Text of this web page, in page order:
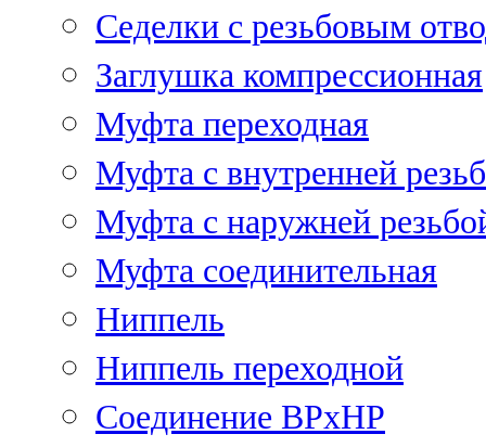
Седелки с резьбовым
Заглушка компрессионная
Муфта переходная
Муфта с внутренней
Муфта с наружней
Муфта соединительная
Ниппель
Ниппель переходной
Соединение ВРхНР